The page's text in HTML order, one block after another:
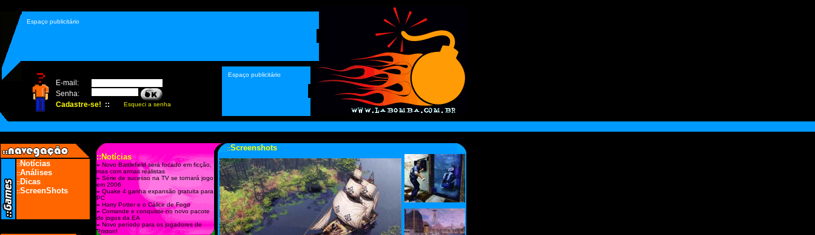
Espaço publicitário
Espaço publicitário
::Notícias
::Análises
::Dicas
::ScreenShots
::Screenshots
::Notícias
» Novo Battlefield será focado em ficção,
mas com armas realistas
» Série de sucesso na TV se tornará jogo
em 2006
» Quake 4 ganha expansão gratuita para
PC
» Harry Potter e o Cálice de Fogo
» Comande e conquiste no novo pacote
de jogos da EA
» Novo período para os jogadores de
Priston!